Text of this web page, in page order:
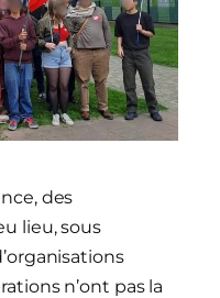
des
lieu, sous
n’ont pas la